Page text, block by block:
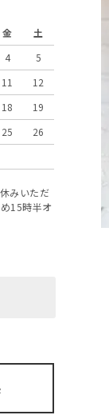
金
土
4
5
11
12
18
19
25
26
みいただ
15時半オ